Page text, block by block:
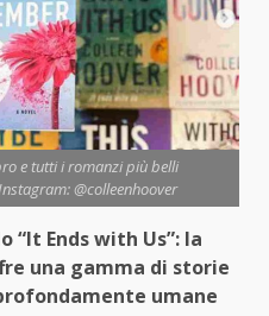
e tutti i romanzi più belli
@colleenhoover
“It Ends with Us”: la
una gamma di storie
umane